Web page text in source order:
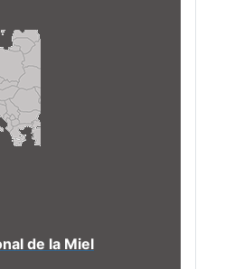
de la Miel